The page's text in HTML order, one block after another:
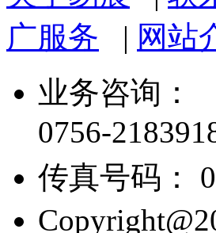
广服务 | 网站
业务咨询：
0756-
传真号码：